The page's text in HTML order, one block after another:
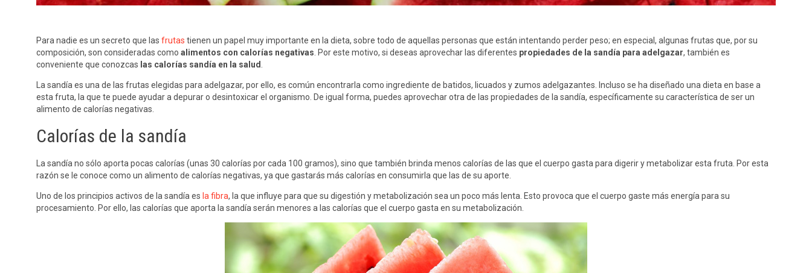
Para nadie es un secreto que las frutas tienen un papel muy importante en la dieta, sobre todo de aquellas personas que están intentando perder peso; en especial, algunas frutas que, por su
composición, son consideradas como alimentos con calorías negativas . Por este motivo, si deseas aprovechar las diferentes propiedades de la sandía para adelgazar, también es
conveniente que conozcas las calorías sandía en la salud
La sandía es una de las frutas elegidas para adelgazar, por ello, es común encontrarla como ingrediente de batidos, licuados y zumos adelgazantes. Incluso se ha diseñado una dieta en base a
esta fruta, la que te puede ayudar a depurar o desintoxicar el organismo. De igual forma, puedes aprovechar otra de las propiedades de la sandía, específicamente su característica de ser un
alimento de calorías negativas.
Calorías de la sandía
La sandía no sólo aporta pocas calorías (unas 30 calorías por cada 100 gramos), sino que también brinda menos calorías de las que el cuerpo gasta para digerir y metabolizar esta fruta. Por esta
razón se le conoce como un alimento de calorías negativas, ya que gastarás más calorías en consumirla que las de su aporte.
Uno de los principios activos de la sandía es la fibra, la que influye para que su digestión y metabolización sea un poco más lenta. Esto provoca que el cuerpo gaste más energía para su
procesamiento. Por ello, las calorías que aporta la sandía serán menores a las calorías que el cuerpo gasta en su metabolización.